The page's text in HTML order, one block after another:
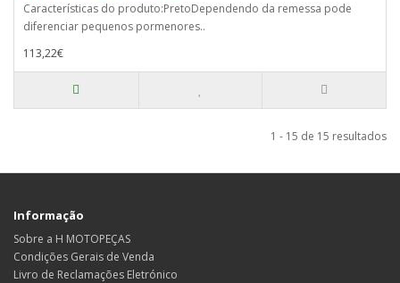
Características do produto:PretoDependendo da remessa pode
diferenciar pequenos pormenores..
113,22€
1 - 15 de 15 resultados
Informação
Sobre a H MOTOPEÇAS
Condições Gerais de Venda
Livro de Reclamações Eletrónico